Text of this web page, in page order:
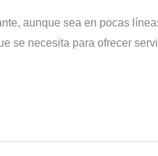
aunque sea en pocas
se necesita para ofrecer